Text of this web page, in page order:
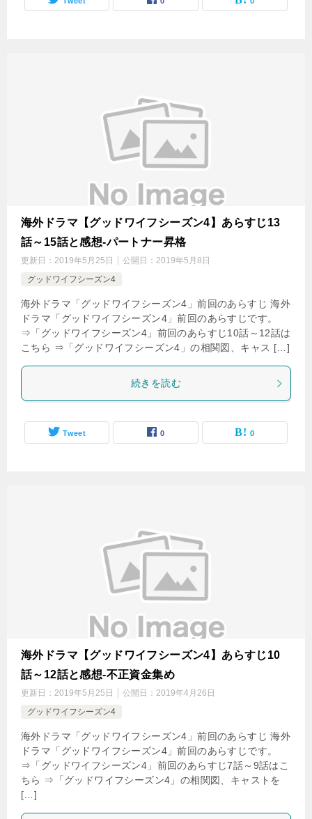
海外ドラマ【グッドワイフシーズン4】あらすじ13
話～15話と感想-パートナー昇格
更新日： 2019年5月25日 公開日： 2019年5月8日
グッドワイフシーズン4
海外ドラマ「グッドワイフシーズン4」前回のあらすじ 海外
ドラマ「グッドワイフシーズン4」前回のあらすじです。
⇒「グッドワイフシーズン4」前回のあらすじ10話～12話は
こちら ⇒「グッドワイフシーズン4」の相関図、キャス […]
続きを読む
Tweet 0 0
海外ドラマ【グッドワイフシーズン4】あらすじ10
話～12話と感想-不正資金集め
更新日： 2019年5月25日 公開日： 2019年4月26日
グッドワイフシーズン4
海外ドラマ「グッドワイフシーズン4」前回のあらすじ 海外
ドラマ「グッドワイフシーズン4」前回のあらすじです。
⇒「グッドワイフシーズン4」前回のあらすじ7話～9話はこ
ちら ⇒「グッドワイフシーズン4」の相関図、キャストを
[…]